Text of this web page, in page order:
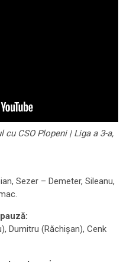
CSO Plopeni | Liga a 3-a,
Sezer – Demeter, Sileanu,
Dumitru (Răchișan), Cenk